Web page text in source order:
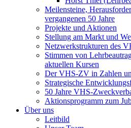
Meilensteine,
vergangenen 50 Jahre
Projekte und Aktionen
Stellung am Markt und
Netzwerkstrukturen des
Stimmen von
aktuellen Kursen
Der VHS-ZV in Zahlen
Strategische
50 Jahre VHS-
Aktionsprogramm zum
Über uns
Leitbild